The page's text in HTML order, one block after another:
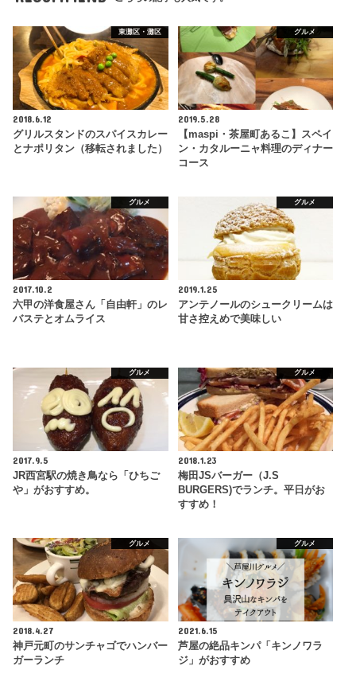
東灘区・灘区
2018.6.12
グリルスタンドのスパイスカレー
とナポリタン（移転されました）
グルメ
2019.5.28
【maspi・茶屋町あるこ】スペイ
ン・カタルーニャ料理のディナー
コース
グルメ
2017.10.2
六甲の洋食屋さん「自由軒」のレ
バステとオムライス
グルメ
2019.1.25
アンテノールのシュークリームは
甘さ控えめで美味しい
グルメ
2017.9.5
JR西宮駅の焼き鳥なら「ひちご
や」がおすすめ。
グルメ
2018.1.23
梅田JSバーガー（J.S
BURGERS)でランチ。平日がお
すすめ！
グルメ
2018.4.27
神戸元町のサンチャゴでハンバー
ガーランチ
グルメ
2021.6.15
芦屋の絶品キンパ「キンノワラ
ジ」がおすすめ